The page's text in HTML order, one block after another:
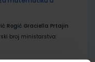
Rogić Graciella Prtajin
broj ministarstva: